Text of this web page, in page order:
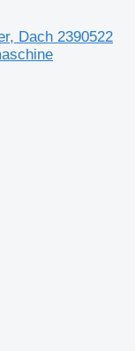
Dach 2390522